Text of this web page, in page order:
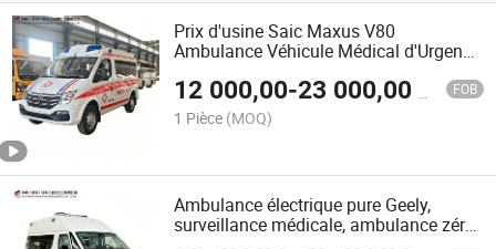
Prix d'usine Saic Maxus V80
Ambulance Véhicule Médical d'Urgence
Personnalisation pour Hôpital Clinique
Aéroport Santé Publique
12 000,00-23 000,00 FOB
1 Pièce (MOQ)
Ambulance électrique pure Geely,
surveillance médicale, ambulance zéro